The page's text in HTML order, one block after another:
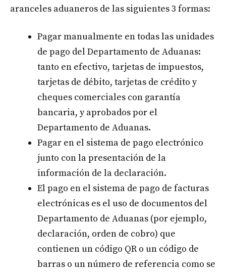
aranceles aduaneros de las siguientes 3 formas:
Pagar manualmente en todas las unidades
de pago del Departamento de Aduanas:
tanto en efectivo, tarjetas de impuestos,
tarjetas de débito, tarjetas de crédito y
cheques comerciales con garantía
bancaria, y aprobados por el
Departamento de Aduanas.
Pagar en el sistema de pago electrónico
junto con la presentación de la
información de la declaración.
El pago en el sistema de pago de facturas
electrónicas es el uso de documentos del
Departamento de Aduanas (por ejemplo,
declaración, orden de cobro) que
contienen un código QR o un código de
barras o un número de referencia como se